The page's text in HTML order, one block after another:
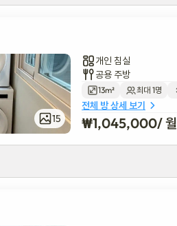
15
개인 침실
공용 주방
13m² 최대 1명
전체 방 상세 보기
₩1,045,000/ 월